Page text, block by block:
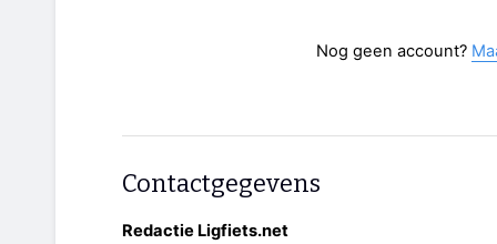
Nog geen account?
Contactgegevens
Redactie Ligfiets.net